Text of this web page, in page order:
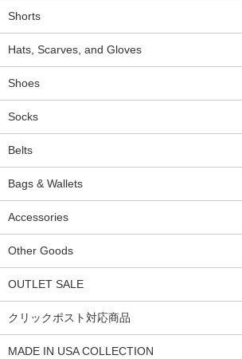
Shorts
Hats, Scarves, and Gloves
Shoes
Socks
Belts
Bags & Wallets
Accessories
Other Goods
OUTLET SALE
クリックポスト対応商品
MADE IN USA COLLECTION